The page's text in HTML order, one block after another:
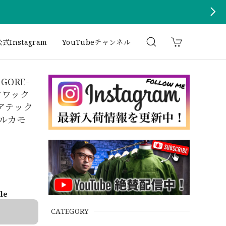
式Instagram YouTubeチャンネル
CATEGORY
ック
テック
カモ